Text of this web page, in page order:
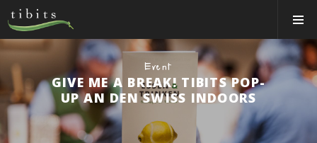
Tibits:
Home
Main
Navigation
ESSEN&TRINKEN
RESTAURANTS
NEWS
Event
GIVE ME A BREAK! TIBITS POP-
UP AN DEN SWISS INDOORS